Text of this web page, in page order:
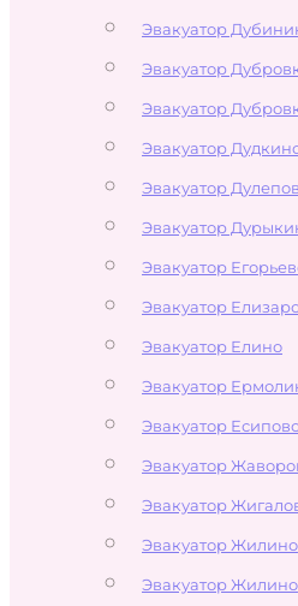
Эвакуатор
Эвакуатор
Эвакуатор
Эвакуатор
Эвакуатор
Эвакуатор
Эвакуатор
Эвакуатор
Эвакуатор Елино
Эвакуатор
Эвакуатор
Эвакуатор
Эвакуатор
Эвакуатор Жилино
Эвакуатор Жилино